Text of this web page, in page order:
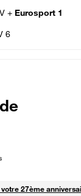
+ Eurosport 1
6
0 mois puis 49,99 €
mois 27ème